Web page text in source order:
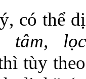
có thể
tâm,
tùy